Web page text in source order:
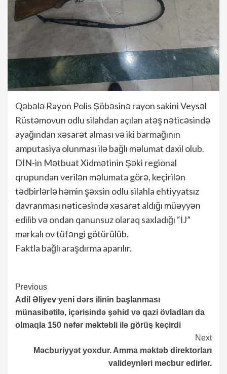
Qəbələ Rayon Polis Şöbəsinə rayon sakini Veysəl
Rüstəmovun odlu silahdan açılan atəş nəticəsində
ayağından xəsarət alması və iki barmağının
amputasiya olunması ilə bağlı məlumat daxil olub.
DİN-in Mətbuat Xidmətinin Şəki regional
qrupundan verilən məlumata görə, keçirilən
tədbirlərlə həmin şəxsin odlu silahla ehtiyyatsız
davranması nəticəsində xəsarət aldığı müəyyən
edilib və ondan qanunsuz olaraq saxladığı “İJ”
markalı ov tüfəngi götürülüb.
Faktla bağlı araşdırma aparılır.
Continue
Reading
Previous
Adil Əliyev yeni dərs ilinin başlanması
münasibətilə, içərisində şəhid və qazi övladları da
olmaqla 150 nəfər məktəbli ilə görüş keçirdi
Next
Məcburiyyət yoxdur. Amma məktəb direktorları
valideynləri məcbur edirlər.